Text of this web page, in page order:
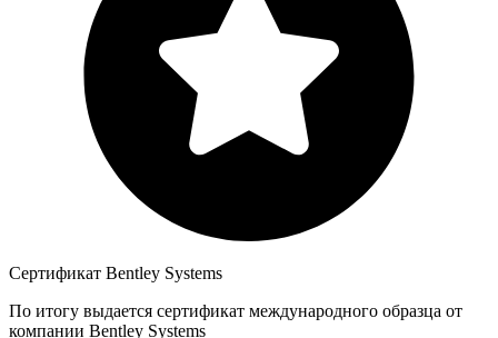
Сертификат Bentley Systems
По итогу выдается сертификат международного образца от
компании Bentley Systems